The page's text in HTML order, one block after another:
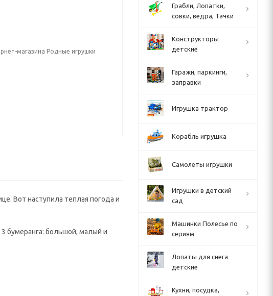
магазина Родные игрушки
Вот наступила теплая погода и
бумеранга: большой, малый и
Грабли, Лопатки,
совки, ведра, Тачки
Конструкторы
детские
Гаражи, паркинги,
заправки
Игрушка трактор
Корабль игрушка
Самолеты игрушки
Игрушки в детский
сад
Машинки Полесье по
сериям
Лопаты для снега
детские
Кухни, посудка,